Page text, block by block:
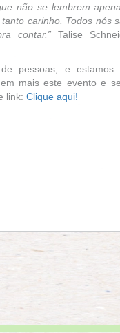
não se lembrem
carinho. Todos nós
contar.” Talise
pessoas, e estamos
mais este evento e
link: Clique aqui!